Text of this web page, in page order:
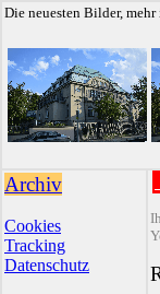
Die neuesten Bilder, mehr
Archiv
Cookies
Tracking
Datenschutz